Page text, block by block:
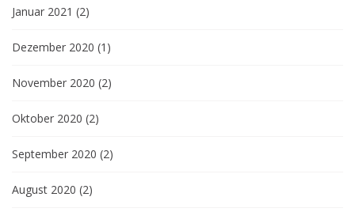
Januar 2021 (2)
Dezember 2020 (1)
November 2020 (2)
Oktober 2020 (2)
September 2020 (2)
August 2020 (2)